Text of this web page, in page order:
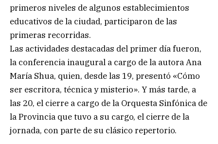
primeros niveles de algunos establecimientos
educativos de la ciudad, participaron de las
primeras recorridas.
Las actividades destacadas del primer día fueron,
la conferencia inaugural a cargo de la autora Ana
María Shua, quien, desde las 19, presentó «Cómo
ser escritora, técnica y misterio». Y más tarde, a
las 20, el cierre a cargo de la Orquesta Sinfónica de
la Provincia que tuvo a su cargo, el cierre de la
jornada, con parte de su clásico repertorio.